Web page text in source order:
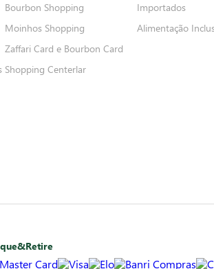
Bourbon Shopping
Moinhos Shopping
Zaffari Card e Bourbon Card
Shopping Centerlar
Importados
Alimentação